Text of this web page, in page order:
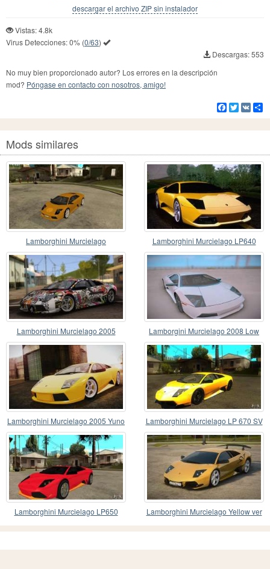
descargar el archivo ZIP sin instalador
Vistas: 4.8k
Virus Detecciones:0% (0/63)
Descargas: 553
No muy bien proporcionado autor? Los errores en la descripción
mod? Póngase en contacto con nosotros, amigo!
Facebook
Twitter
VK
Mods similares
Lamborghini Murcielago Lamborghini Murcielago LP640
Lamborghini Murcielago 2005
Mismas Ediciones de
Lamborgini Murcielago 2008 Low
Lamborghini Murcielago 2005 Yuno
Gasai IVF
Lamborghini Murcielago LP 670 SV
Lamborghini Murcielago LP650 Lamborghini Murcielago Yellow ver